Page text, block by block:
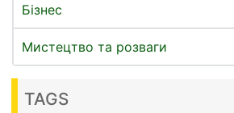
Бізнес
Мистецтво та розваги
TAGS